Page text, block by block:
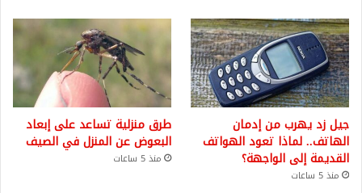
جيل زد يهرب من إدمان
الهاتف.. لماذا تعود الهواتف
القديمة إلى الواجهة؟
منذ 5 ساعات
طرق منزلية تساعد على إبعاد
البعوض عن المنزل في الصيف
منذ 5 ساعات